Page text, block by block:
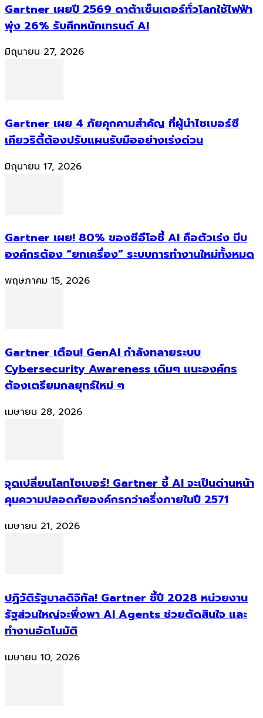
Gartner เผยปี 2569 ดาต้าเซ็นเตอร์ทั่วโลกใช้ไฟฟ้า
พุ่ง 26% รับศึกหนักเทรนด์ AI
มิถุนายน 27, 2026
Gartner เผย 4 ภัยคุกคามสำคัญ ที่ผู้นำไซเบอร์ซี
เคียวริตี้ต้องปรับแผนรับมืออย่างเร่งด่วน
มิถุนายน 17, 2026
Gartner เผย! 80% ของซีอีโอชี้ AI คือตัวเร่ง บีบ
องค์กรต้อง “ยกเครื่อง” ระบบการทำงานใหม่ทั้งหมด
พฤษภาคม 15, 2026
Gartner เตือน! GenAI กำลังทลายระบบ
Cybersecurity Awareness เดิมๆ แนะองค์กร
ต้องเตรียมกลยุทธ์ใหม่ ๆ
เมษายน 28, 2026
จุดเปลี่ยนโลกไซเบอร์! Gartner ชี้ AI จะเป็นด่านหน้า
คุมความปลอดภัยองค์กรกว่าครึ่งภายในปี 2571
เมษายน 21, 2026
ปฏิวัติรัฐบาลดิจิทัล! Gartner ชี้ปี 2028 หน่วยงาน
รัฐส่วนใหญ่จะพึ่งพา AI Agents ช่วยตัดสินใจ และ
ทำงานอัตโนมัติ
เมษายน 10, 2026